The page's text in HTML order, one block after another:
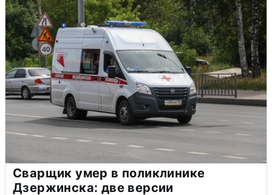
Сварщик умер в поликлинике
Дзержинска: две версии